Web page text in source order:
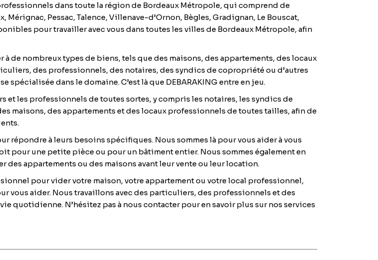
dans toute la région de Bordeaux Métropole, qui comprend de
Pessac, Talence, Villenave-d’Ornon, Bègles, Gradignan, Le Bouscat,
pour travailler avec vous dans toutes les villes de Bordeaux Métropole, afin
de nombreux types de biens, tels que des maisons, des appartements, des locaux
des professionnels, des notaires, des syndics de copropriété ou d’autres
dans le domaine. C’est là que DEBARAKING entre en jeu.
et les professionnels de toutes sortes, y compris les notaires, les syndics de
maisons, des appartements et des locaux professionnels de toutes tailles, afin de
répondre à leurs besoins spécifiques. Nous sommes là pour vous aider à vous
pour une petite pièce ou pour un bâtiment entier. Nous sommes également en
appartements ou des maisons avant leur vente ou leur location.
pour vider votre maison, votre appartement ou votre local professionnel,
vous aider. Nous travaillons avec des particuliers, des professionnels et des
quotidienne. N’hésitez pas à nous contacter pour en savoir plus sur nos services